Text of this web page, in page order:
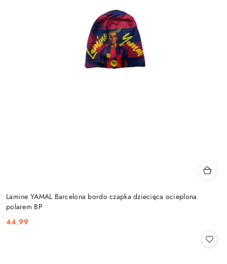
Lamine YAMAL Barcelona bordo czapka dziecięca ocieplona
polarem BP
Cena:
44.99